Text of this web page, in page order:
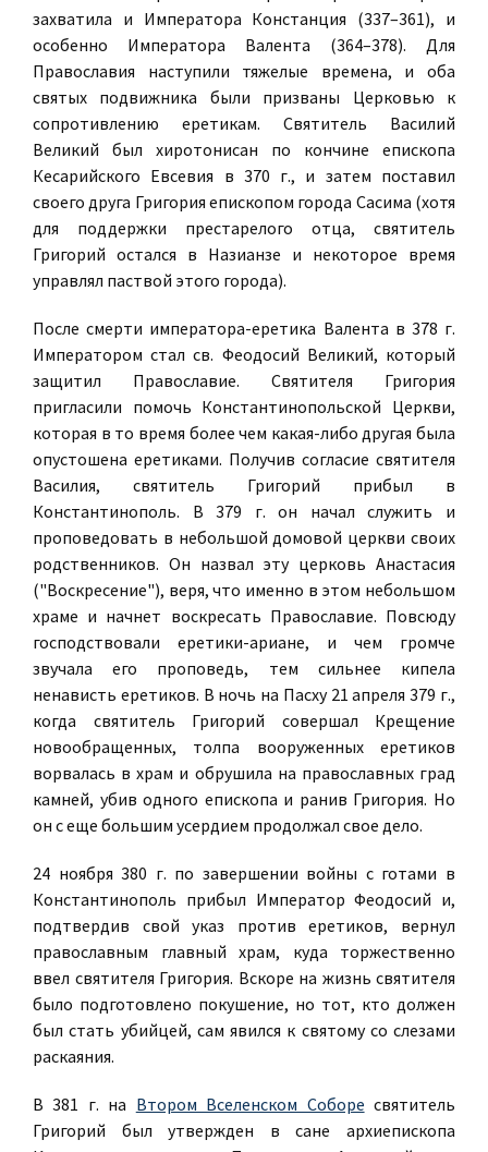
захватила и Императора Констанция (337–361), и
особенно Императора Валента (364–378). Для
Православия наступили тяжелые времена, и оба
святых подвижника были призваны Церковью к
сопротивлению еретикам. Святитель Василий
Великий был хиротонисан по кончине епископа
Кесарийского Евсевия в 370 г., и затем поставил
своего друга Григория епископом города Сасима (хотя
для поддержки престарелого отца, святитель
Григорий остался в Назианзе и некоторое время
управлял паствой этого города).
После смерти императора-еретика Валента в 378 г.
Императором стал св. Феодосий Великий, который
защитил Православие. Cвятителя Григория
пригласили помочь Константинопольской Церкви,
которая в то время более чем какая-либо другая была
опустошена еретиками. Получив согласие святителя
Василия, святитель Григорий прибыл в
Константинополь. В 379 г. он начал служить и
проповедовать в небольшой домовой церкви своих
родственников. Он назвал эту церковь Анастасия
("Воскресение"), веря, что именно в этом небольшом
храме и начнет воскресать Православие. Повсюду
господствовали еретики-ариане, и чем громче
звучала его проповедь, тем сильнее кипела
ненависть еретиков. В ночь на Пасху 21 апреля 379 г.,
когда святитель Григорий совершал Крещение
новообращенных, толпа вооруженных еретиков
ворвалась в храм и обрушила на православных град
камней, убив одного епископа и ранив Григория. Но
он с еще большим усердием продолжал свое дело.
24 ноября 380 г. по завершении войны с готами в
Константинополь прибыл Император Феодосий и,
подтвердив свой указ против еретиков, вернул
православным главный храм, куда торжественно
ввел святителя Григория. Вскоре на жизнь святителя
было подготовлено покушение, но тот, кто должен
был стать убийцей, сам явился к святому со слезами
раскаяния.
В 381 г. на Втором Вселенском Соборе святитель
Григорий был утвержден в сане архиепископа